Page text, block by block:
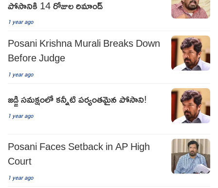
పోసానికి 14 రోజుల రిమాండ్
1 year ago
Posani Krishna Murali Breaks Down
Before Judge
1 year ago
జడ్జి సమక్షంలో కన్నీటి పర్యంతమైన పోసాని!
1 year ago
Posani Faces Setback in AP High
Court
1 year ago